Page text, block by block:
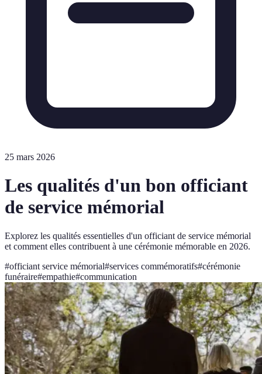
25 mars 2026
Les qualités d'un bon officiant
de service mémorial
Explorez les qualités essentielles d'un officiant de service mémorial
et comment elles contribuent à une cérémonie mémorable en 2026.
#officiant service mémorial#services commémoratifs#cérémonie
funéraire#empathie#communication